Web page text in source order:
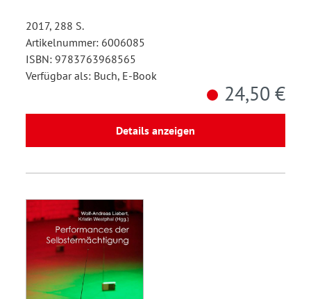
2017, 288 S.
Artikelnummer: 6006085
ISBN: 9783763968565
Verfügbar als: Buch, E-Book
24,50 €
Details anzeigen